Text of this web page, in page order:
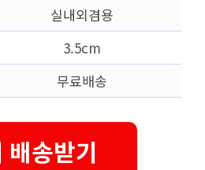
실내외겸용
3.5cm
무료배송
배송받기